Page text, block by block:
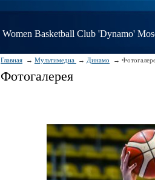
Women Basketball Club 'Dynamo'
Главная Мультимедиа Динамо
Фотогалерея